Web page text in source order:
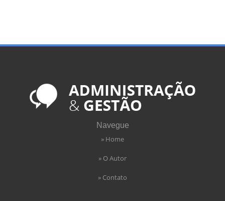
Navegue
» Home
» O Autor
» Contato